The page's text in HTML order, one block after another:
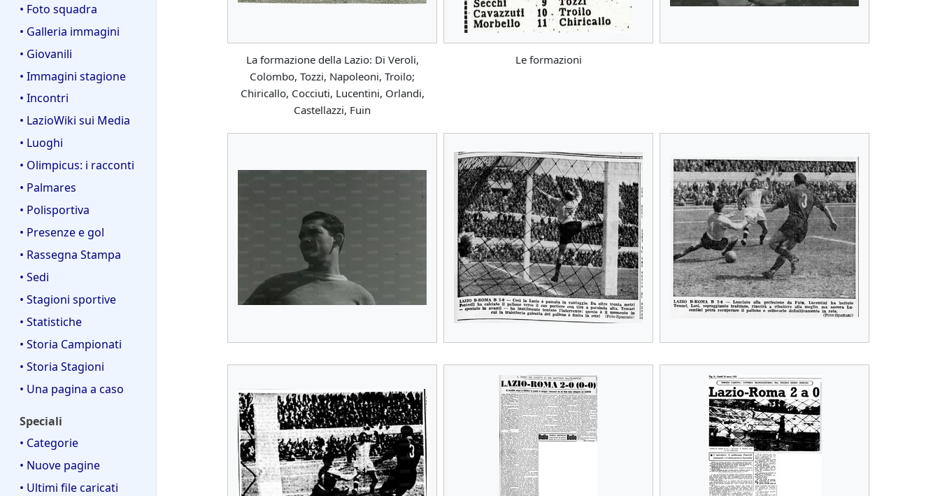
• Foto squadra
• Galleria immagini
• Giovanili
• Immagini stagione
• Incontri
• LazioWiki sui Media
• Luoghi
• Olimpicus: i racconti
• Palmares
• Polisportiva
• Presenze e gol
• Rassegna Stampa
• Sedi
• Stagioni sportive
• Statistiche
• Storia Campionati
• Storia Stagioni
• Una pagina a caso
Speciali
• Categorie
• Nuove pagine
• Ultimi file caricati
La formazione della Lazio: Di Veroli,
Colombo, Tozzi, Napoleoni, Troilo;
Chiricallo, Cocciuti, Lucentini, Orlandi,
Castellazzi, Fuin
Le formazioni